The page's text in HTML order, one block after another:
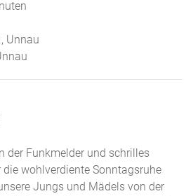
Unnau
der Funkmelder und schrilles
die wohlverdiente Sonntagsruhe
Jungs und Mädels von der